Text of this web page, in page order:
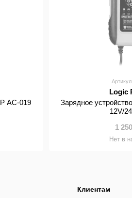
AC-019
Logic
Зарядное
12V/
1
Нет в
Клиентам